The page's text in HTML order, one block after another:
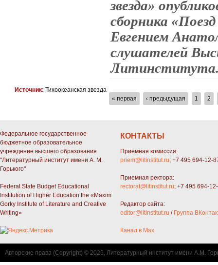
звезда»
сборника
Евгением
слушателей
Источник: Тихоокеанская звезда
« первая ‹ предыдущая 1 2
Федеральное государственное
бюджетное образовательное
учреждение высшего образования
"Литературный институт имени А. М.
Горького"
Federal State Budget Educational
Institution of Higher Education the «Maxim
Gorky Institute of Literature and Creative
Writing»
КОНТАКТЫ
Приемная комиссия:
priem@litinstitut.ru; +7 495 694-12-
Приемная ректора:
rectorat@litinstitut.ru; +7 495 694-
Редактор сайта:
editor@litinstitut.ru / Группа
Канал в Max
Авторские права (Copyright) © 2026, Литературный институт имени А.М.